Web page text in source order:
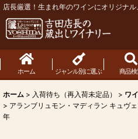
店長厳選！生まれ年のワインにオリジナ
ホーム ジャンル別に選ぶ 商品
ホーム > 入荷待ち（再入荷未定品） > ワ
> アランブリュモン・マディラン キュヴ
年